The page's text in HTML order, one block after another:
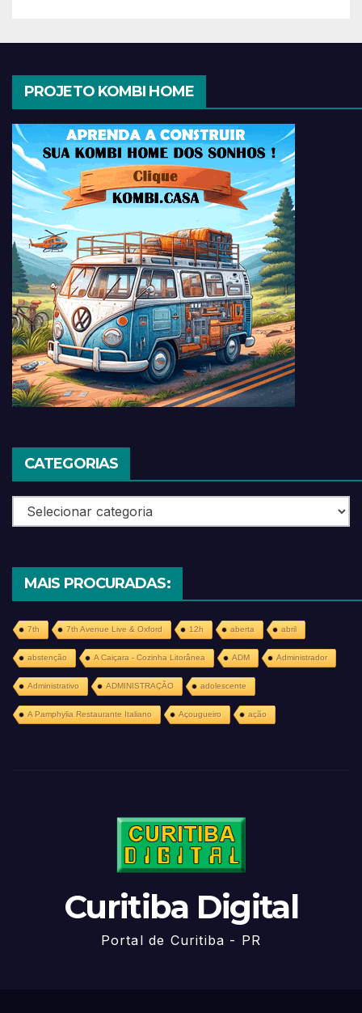
PROJETO KOMBI HOME
CATEGORIAS
Categorias
MAIS PROCURADAS:
7th 7th Avenue Live & Oxford 12h aberta abril
abstenção A Caiçara - Cozinha Litorânea ADM Administrador
Administrativo ADMINISTRAÇÃO adolescente
A Pamphylia Restaurante Italiano Açougueiro ação
Curitiba Digital
Portal de Curitiba - PR